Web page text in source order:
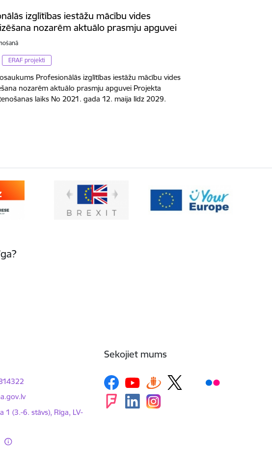
izglītības iestāžu mācību vides
nozarēm aktuālo prasmju apguvei
ERAF projekti
Profesionālās izglītības iestāžu mācību vides
nozarēm aktuālo prasmju apguvei Projekta
laiks No 2021. gada 12. maija līdz 2029.
1 (3.-6. stāvs), Rīga, LV-
Sekojiet mums